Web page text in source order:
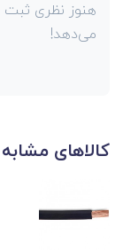
هنوز نظری ثبت
می‌دهد!
کالاهای مشابه